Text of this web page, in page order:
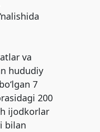
va
hududiy
7
200
ijodkorlar
bilan